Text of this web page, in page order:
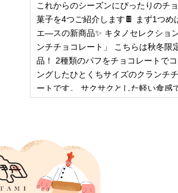
これからのシーズンにぴったりのチ
菓子を4つご紹介します🍫 まず1つめ
エ―スの新商品✨ キタノセレクショ
ンチチョコレート」 こちらは秋冬限
品！ 2種類のパフをチョコレートでコ
ングしたひとくちサイズのクランチ
ートです。 サクサクとした軽い食感
ピザ立ちぬ
ブログをご覧の皆様、こんにちは！北
スMOMOテラス店の大西です。 いき
すが、これは何だと思いますか？ ヒ